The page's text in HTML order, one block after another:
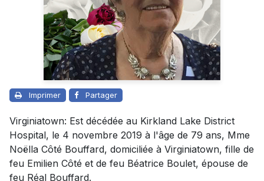
Imprimer Partager
Virginiatown: Est décédée au Kirkland Lake District
Hospital, le 4 novembre 2019 à l'âge de 79 ans, Mme
Noëlla Côté Bouffard, domiciliée à Virginiatown, fille de
feu Emilien Côté et de feu Béatrice Boulet, épouse de
feu Réal Bouffard.